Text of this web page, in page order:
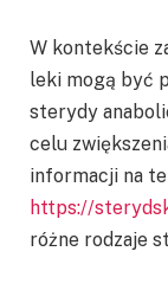
W kontekście
leki mogą być
sterydy
celu
informacji na
https://
różne rodzaje